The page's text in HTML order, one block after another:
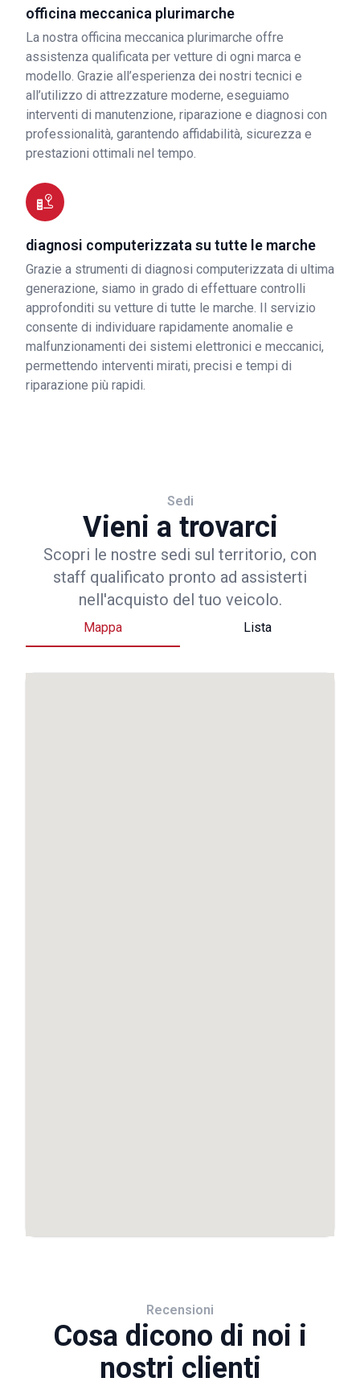
officina meccanica plurimarche
La nostra officina meccanica plurimarche offre
assistenza qualificata per vetture di ogni marca e
modello. Grazie all’esperienza dei nostri tecnici e
all’utilizzo di attrezzature moderne, eseguiamo
interventi di manutenzione, riparazione e diagnosi con
professionalità, garantendo affidabilità, sicurezza e
prestazioni ottimali nel tempo.
diagnosi computerizzata su tutte le marche
Grazie a strumenti di diagnosi computerizzata di ultima
generazione, siamo in grado di effettuare controlli
approfonditi su vetture di tutte le marche. Il servizio
consente di individuare rapidamente anomalie e
malfunzionamenti dei sistemi elettronici e meccanici,
permettendo interventi mirati, precisi e tempi di
riparazione più rapidi.
Sedi
Vieni a trovarci
Scopri le nostre sedi sul territorio, con
staff qualificato pronto ad assisterti
nell'acquisto del tuo veicolo.
Mappa Lista
Recensioni
Cosa dicono di noi i
nostri clienti